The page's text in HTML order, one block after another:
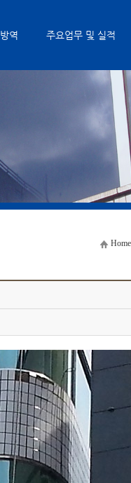
방역 주요업무 및 실적
Home